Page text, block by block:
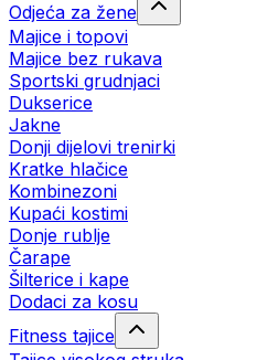
Odjeća za žene
Majice i topovi
Majice bez rukava
Sportski grudnjaci
Dukserice
Jakne
Donji dijelovi trenirki
Kratke hlačice
Kombinezoni
Kupaći kostimi
Donje rublje
Čarape
Šilterice i kape
Dodaci za kosu
Fitness tajice